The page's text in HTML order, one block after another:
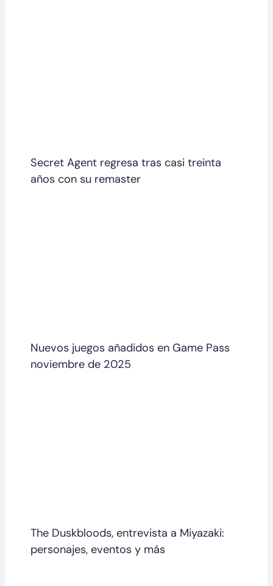
Secret Agent regresa tras casi treinta
años con su remaster
Nuevos juegos añadidos en Game Pass
noviembre de 2025
The Duskbloods, entrevista a Miyazaki:
personajes, eventos y más